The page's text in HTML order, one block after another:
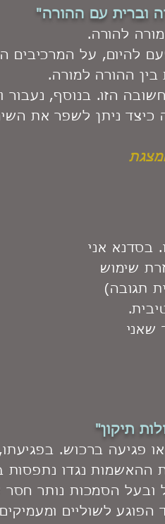
וברית עם ההורה"
להורה.
להיום, על המרכיבים
ההורה למורה.
הזו. בנוסף, נעבור
כיצד ניתן לשפר את
בסדנא אני
שימוש
תגובה)
שאני
תיקון"
פגיעה ברכוש.
נגדו נתפסות
הסמכות נותר חסר
לשוליים